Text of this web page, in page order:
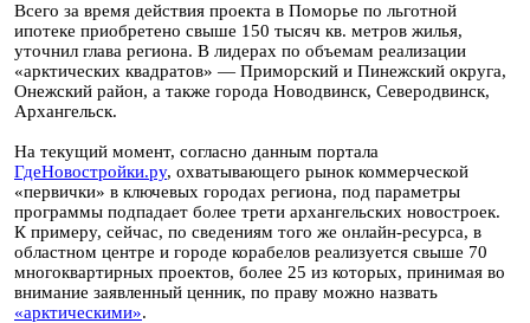
Всего за время действия проекта в Поморье по льготной
ипотеке приобретено свыше 150 тысяч кв. метров жилья,
уточнил глава региона. В лидерах по объемам реализации
«арктических квадратов» — Приморский и Пинежский округа,
Онежский район, а также города Новодвинск, Северодвинск,
Архангельск.
На текущий момент, согласно данным портала
ГдеНовостройки.ру, охватывающего рынок коммерческой
«первички» в ключевых городах региона, под параметры
программы подпадает более трети архангельских новостроек.
К примеру, сейчас, по сведениям того же онлайн-ресурса, в
областном центре и городе корабелов реализуется свыше 70
многоквартирных проектов, более 25 из которых, принимая во
внимание заявленный ценник, по праву можно назвать
«арктическими».